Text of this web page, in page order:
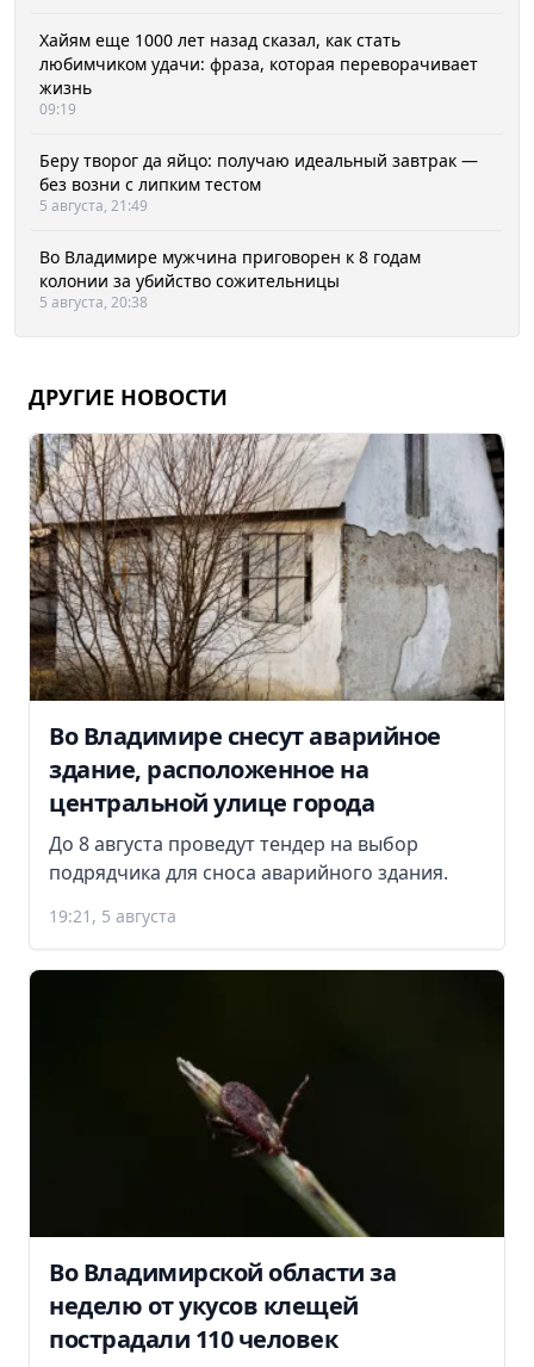
Хайям еще 1000 лет назад сказал, как стать
любимчиком удачи: фраза, которая переворачивает
жизнь
09:19
Беру творог да яйцо: получаю идеальный завтрак —
без возни с липким тестом
5 августа, 21:49
Во Владимире мужчина приговорен к 8 годам
колонии за убийство сожительницы
5 августа, 20:38
ДРУГИЕ НОВОСТИ
Во Владимире снесут аварийное
здание, расположенное на
центральной улице города
До 8 августа проведут тендер на выбор
подрядчика для сноса аварийного здания.
19:21, 5 августа
Во Владимирской области за
неделю от укусов клещей
пострадали 110 человек